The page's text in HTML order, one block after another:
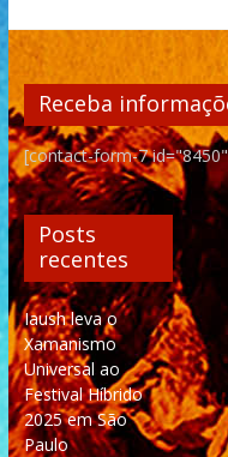
Receba
[contact-form-7
Posts
recentes
Iaush leva o
Xamanismo
Universal ao
Festival Híbrido
2025 em São
Paulo